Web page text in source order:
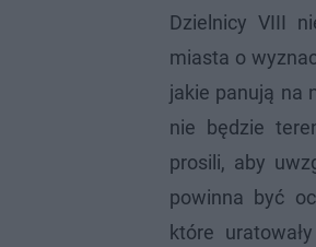
Dzielnicy VIII
miasta o
jakie panują na
nie będzie
prosili, aby
powinna być
które